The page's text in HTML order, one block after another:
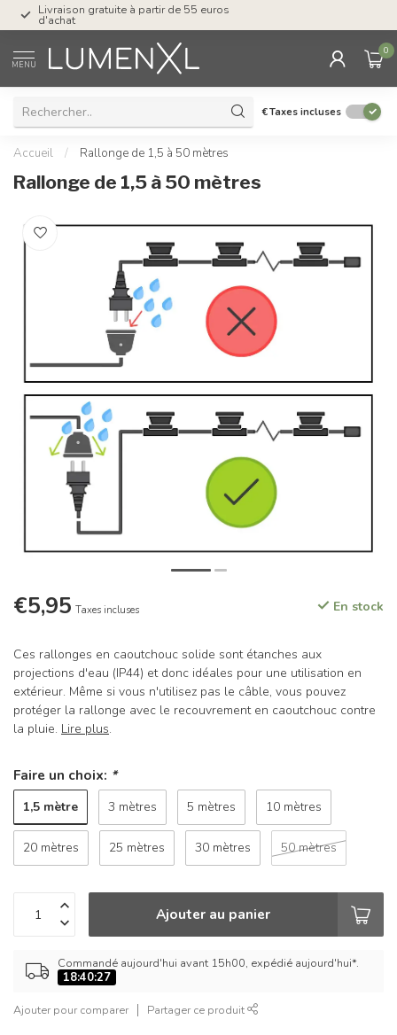
Livraison gratuite à partir de 55 euros
d'achat
MENU
0
€Taxes incluses
Accueil / Rallonge de 1,5 à 50 mètres
Rallonge de 1,5 à 50 mètres
€5,95 Taxes incluses En stock
Ces rallonges en caoutchouc solide sont étanches aux
projections d'eau (IP44) et donc idéales pour une utilisation en
extérieur. Même si vous n'utilisez pas le câble, vous pouvez
protéger la rallonge avec le recouvrement en caoutchouc contre
la pluie. Lire plus.
Faire un choix: *
1,5 mètre 3 mètres 5 mètres 10 mètres
20 mètres 25 mètres 30 mètres 50 mètres
Ajouter au panier
Commandé aujourd'hui avant 15h00, expédié aujourd'hui*.
18:40:27
Ajouter pour comparer Partager ce produit